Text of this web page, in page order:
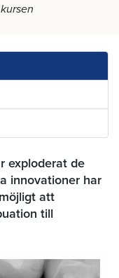
exploderat de
innovationer har
att
till